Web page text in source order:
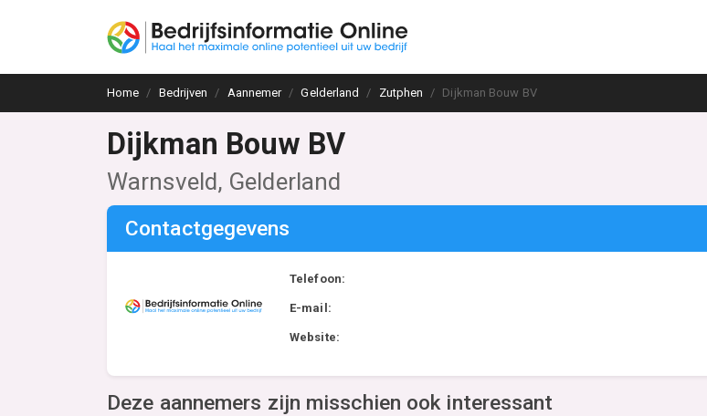
Home Bedrijven Aannemer Gelderland Zutphen Dijkman Bouw BV
Dijkman Bouw BV
Warnsveld, Gelderland
Contactgegevens
Telefoon:
E-mail:
Website:
Deze aannemers zijn misschien ook interessant